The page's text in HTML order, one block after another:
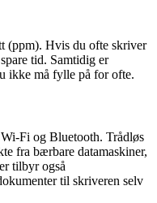
(ppm). Hvis du ofte skriver
tid. Samtidig er
ikke må fylle på for ofte.
Fi og Bluetooth. Trådløs
fra bærbare datamaskiner,
tilbyr også
til skriveren selv